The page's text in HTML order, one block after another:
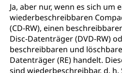
Ja, aber nur, wenn es sich um
wiederbeschreibbaren
(CD-RW), einen
Disc-Datenträger (DVD-RW)
beschreibbaren und
Datenträger (RE) handelt.
sind wiederbeschreibbar, d. h.